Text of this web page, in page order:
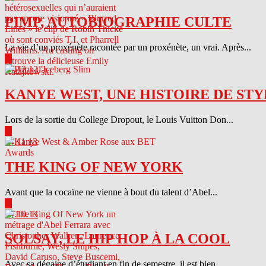
PIMP, AUTOBIOGRAPHIE CULTE
La vie d’un proxénète racontée par un proxénète, un vrai. Après...
04.12.13
KANYE WEST, UNE HISTOIRE DE
Lors de la sortie du College Dropout, le Louis Vuitton Don...
04.11.13
THE KING OF NEW YORK
Avant que la cocaïne ne vienne à bout du talent d’Abel...
04.10.13
SOLSAY, LE HIP HOP À LA COOL